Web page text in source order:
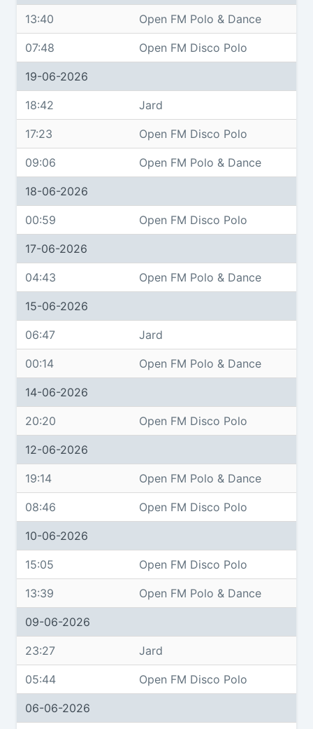
13:40 Open FM Polo & Dance
07:48 Open FM Disco Polo
19-06-2026
18:42 Jard
17:23 Open FM Disco Polo
09:06 Open FM Polo & Dance
18-06-2026
00:59 Open FM Disco Polo
17-06-2026
04:43 Open FM Polo & Dance
15-06-2026
06:47 Jard
00:14 Open FM Polo & Dance
14-06-2026
20:20 Open FM Disco Polo
12-06-2026
19:14 Open FM Polo & Dance
08:46 Open FM Disco Polo
10-06-2026
15:05 Open FM Disco Polo
13:39 Open FM Polo & Dance
09-06-2026
23:27 Jard
05:44 Open FM Disco Polo
06-06-2026